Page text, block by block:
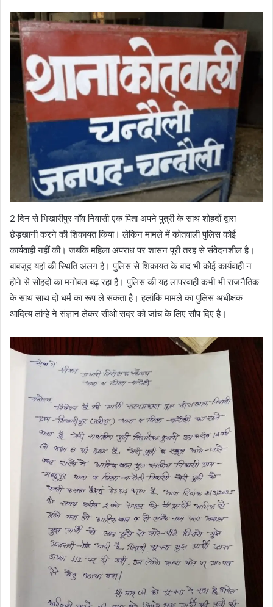
2 दिन से भिखारीपुर गाँव निवासी एक पिता अपने पुत्री के साथ शोहदों द्वारा
छेड़खानी करने की शिकायत किया। लेकिन मामले में कोतवाली पुलिस कोई
कार्यवाही नहीं की। जबकि महिला अपराध पर शासन पूरी तरह से संवेदनशील है।
बाबजूद यहां की स्थिति अलग है। पुलिस से शिकायत के बाद भी कोई कार्यवाही न
होने से सोहदों का मनोबल बढ़ रहा है। पुलिस की यह लापरवाही कभी भी राजनैतिक
के साथ साथ दो धर्म का रूप ले सकता है। हलांकि मामले का पुलिस अधीक्षक
आदित्य लांग्हे ने संज्ञान लेकर सीओ सदर को जांच के लिए सौप दिए है।